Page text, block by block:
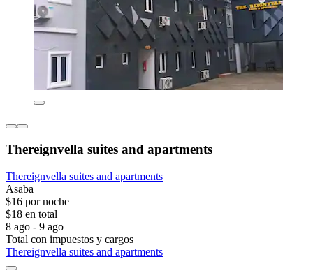
Thereignvella suites and apartments
Thereignvella suites and apartments
Asaba
$16 por noche
$18 en total
8 ago - 9 ago
Total con impuestos y cargos
Thereignvella suites and apartments